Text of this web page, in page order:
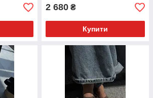
2 680 ₴
Купити